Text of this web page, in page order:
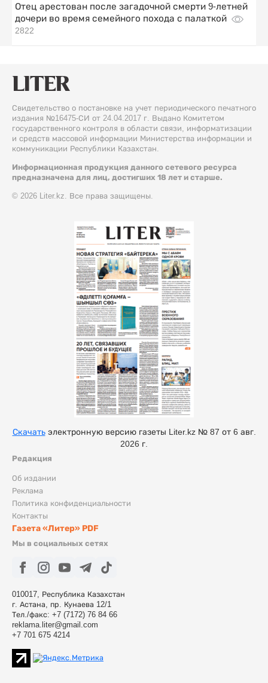
Отец арестован после загадочной смерти 9-летней
дочери во время семейного похода с палаткой
2822
Свидетельство о постановке на учет периодического печатного
издания №16475-СИ от 24.04.2017 г. Выдано Комитетом
государственного контроля в области связи, информатизации
и средств массовой информации Министерства информации и
коммуникации Республики Казахстан.
Информационная продукция данного сетевого ресурса
предназначена для лиц, достигших 18 лет и старше.
© 2026 Liter.kz. Все права защищены.
Редакция
Об издании
Реклама
Политика конфиденциальности
Контакты
Газета «Литер» PDF
Мы в социальных сетях
010017, Республика Казахстан
г. Астана, пр. Кунаева 12/1
Тел./факс: +7 (7172) 76 84 66
reklama.liter@gmail.com
+7 701 675 4214
Скачатьэлектронную версию газеты Liter.kz № 87 от 6 авг.
2026 г.